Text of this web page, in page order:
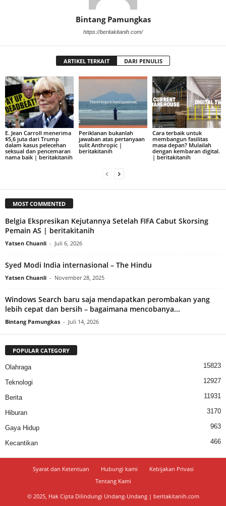
Bintang Pamungkas
https://beritakitanih.com/
ARTIKEL TERKAIT DARI PENULIS
E. Jean Carroll menerima
$5,6 juta dari Trump
dalam kasus pelecehan
seksual dan pencemaran
nama baik | beritakitanih
Periklanan bukanlah
jawaban atas pertanyaan
sulit Anthropic |
beritakitanih
Cara terbaik untuk
membangun fasilitas
masa depan? Mulailah
dengan kembaran digital.
| beritakitanih
MOST COMMENTED
Belgia Ekspresikan Kejutannya Setelah FIFA Cabut Skorsing
Pemain AS | beritakitanih
Yatsen Chuanli - Juli 6, 2026
Syed Modi India internasional – The Hindu
Yatsen Chuanli - November 28, 2025
Windows Search baru saja mendapatkan perombakan yang
lebih cepat dan bersih – bagaimana mencobanya...
Bintang Pamungkas - Juli 14, 2026
POPULAR CATEGORY
Olahraga 15823
Teknologi 12927
Berita 11931
Hiburan 3170
Gaya Hidup 963
Kecantikan 466
Syarat dan Ketentuan Hubungi kami
Kebijakan Privasi
Tentang Kami
© 2025, Hak Cipta Dilindungi Undang-Undang | beritakitanih.com